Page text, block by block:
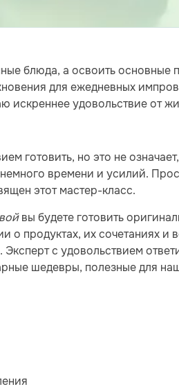
блюда, а освоить основные
для ежедневных
искреннее удовольствие от
готовить, но это не
времени и усилий.
этот мастер-класс.
вы будете готовить
продуктах, их сочетаниях и
с удовольствием
шедевры, полезные для